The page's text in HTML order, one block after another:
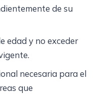
de su
edad y no exceder
necesaria para el
que